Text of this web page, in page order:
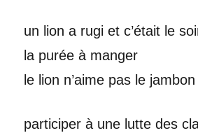
un lion a rugi et c’était le
la purée à manger
le lion n’aime pas le jambon
participer à une lutte des